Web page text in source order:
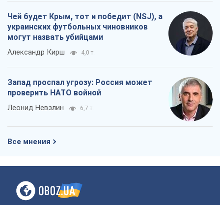
Чей будет Крым, тот и победит (NSJ), а
украинских футбольных чиновников
могут назвать убийцами
Александр Кирш 4,0 т.
Запад проспал угрозу: Россия может
проверить НАТО войной
Леонид Невзлин 6,7 т.
Все мнения